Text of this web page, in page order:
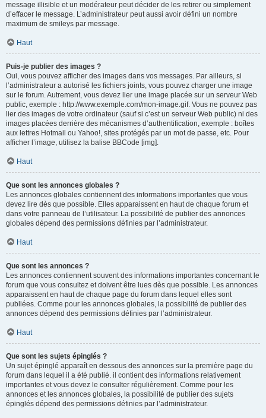
message illisible et un modérateur peut décider de les retirer ou simplement
d’effacer le message. L’administrateur peut aussi avoir défini un nombre
maximum de smileys par message.
Haut
Puis-je publier des images ?
Oui, vous pouvez afficher des images dans vos messages. Par ailleurs, si
l’administrateur a autorisé les fichiers joints, vous pouvez charger une image
sur le forum. Autrement, vous devez lier une image placée sur un serveur Web
public, exemple : http://www.exemple.com/mon-image.gif. Vous ne pouvez pas
lier des images de votre ordinateur (sauf si c’est un serveur Web public) ni des
images placées derrière des mécanismes d’authentification, exemple : boîtes
aux lettres Hotmail ou Yahoo!, sites protégés par un mot de passe, etc. Pour
afficher l’image, utilisez la balise BBCode [img].
Haut
Que sont les annonces globales ?
Les annonces globales contiennent des informations importantes que vous
devez lire dès que possible. Elles apparaissent en haut de chaque forum et
dans votre panneau de l’utilisateur. La possibilité de publier des annonces
globales dépend des permissions définies par l’administrateur.
Haut
Que sont les annonces ?
Les annonces contiennent souvent des informations importantes concernant le
forum que vous consultez et doivent être lues dès que possible. Les annonces
apparaissent en haut de chaque page du forum dans lequel elles sont
publiées. Comme pour les annonces globales, la possibilité de publier des
annonces dépend des permissions définies par l’administrateur.
Haut
Que sont les sujets épinglés ?
Un sujet épinglé apparaît en dessous des annonces sur la première page du
forum dans lequel il a été publié. il contient des informations relativement
importantes et vous devez le consulter régulièrement. Comme pour les
annonces et les annonces globales, la possibilité de publier des sujets
épinglés dépend des permissions définies par l’administrateur.